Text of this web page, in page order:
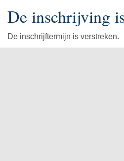
De inschrijving
De inschrijftermijn is verstreken.